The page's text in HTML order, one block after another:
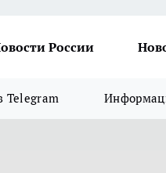
России
Telegram